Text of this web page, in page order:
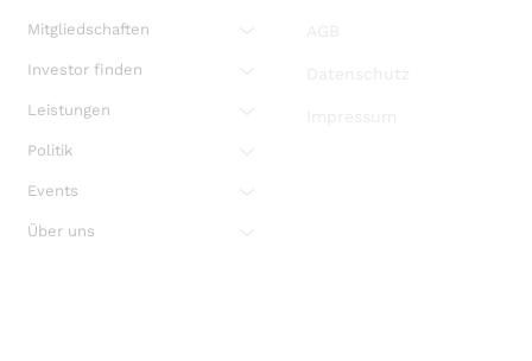
Mitgliedschaften
Investor finden
Leistungen
Politik
Events
Über uns
AGB
Datenschutz
Impressum